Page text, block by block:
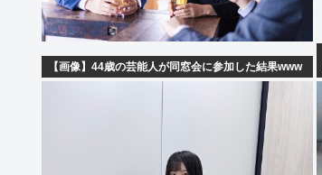
【画像】44歳の芸能人が同窓会に参加した結果www